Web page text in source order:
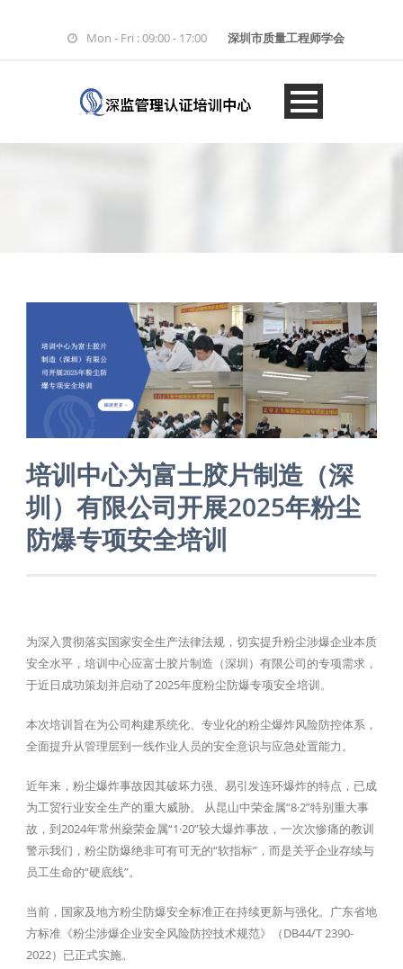
Mon - Fri : 09:00 - 17:00 深圳市质量工程师学会
培训中心为富士胶片制造（深
圳）有限公司开展2025年粉尘
防爆专项安全培训
为深入贯彻落实国家安全生产法律法规，切实提升粉尘涉爆企业本质
安全水平，培训中心应富士胶片制造（深圳）有限公司的专项需求，
于近日成功策划并启动了2025年度粉尘防爆专项安全培训。
本次培训旨在为公司构建系统化、专业化的粉尘爆炸风险防控体系，
全面提升从管理层到一线作业人员的安全意识与应急处置能力。
近年来，粉尘爆炸事故因其破坏力强、易引发连环爆炸的特点，已成
为工贸行业安全生产的重大威胁。 从昆山中荣金属“8·2”特别重大事
故，到2024年常州燊荣金属“1·20”较大爆炸事故，一次次惨痛的教训
警示我们，粉尘防爆绝非可有可无的“软指标”，而是关乎企业存续与
员工生命的“硬底线”。
当前，国家及地方粉尘防爆安全标准正在持续更新与强化。广东省地
方标准《粉尘涉爆企业安全风险防控技术规范》（DB44/T 2390-
2022）已正式实施。